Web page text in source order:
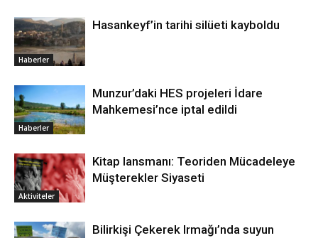
Haberler
Hasankeyf’in tarihi silüeti kayboldu
Haberler
Munzur’daki HES projeleri İdare
Mahkemesi’nce iptal edildi
Aktiviteler
Kitap lansmanı: Teoriden Mücadeleye
Müşterekler Siyaseti
Bilirkişi Çekerek Irmağı’nda suyun